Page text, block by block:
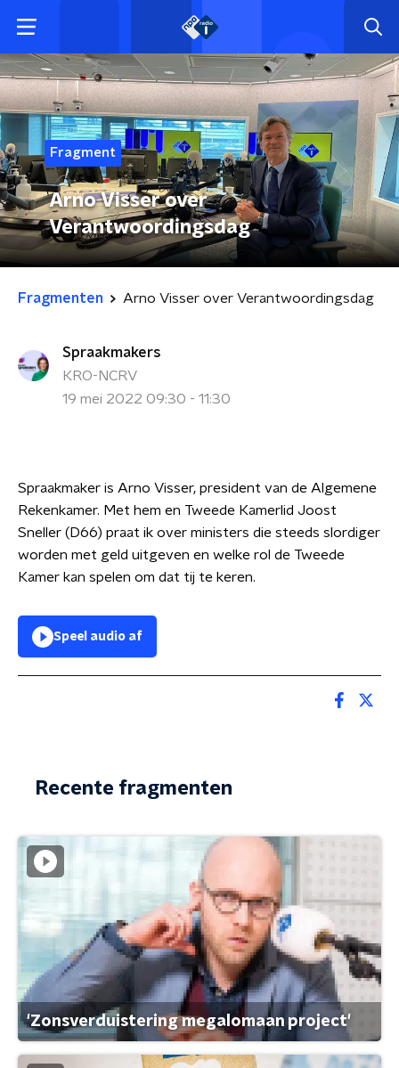
Fragment
Arno Visser over
Verantwoordingsdag
Fragmenten Arno Visser over Verantwoordingsdag
Spraakmakers
KRO-NCRV
19 mei 2022 09:30 - 11:30
Spraakmaker is Arno Visser, president van de Algemene
Rekenkamer. Met hem en Tweede Kamerlid Joost
Sneller (D66) praat ik over ministers die steeds slordiger
worden met geld uitgeven en welke rol de Tweede
Kamer kan spelen om dat tij te keren.
Speel audio af
Recente fragmenten
'Zonsverduistering megalomaan project'